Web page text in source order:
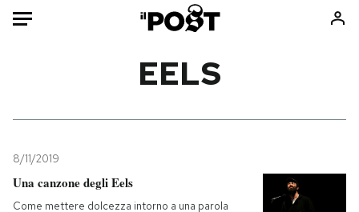
Mondo
Politica
Tecnologia
Storie/Idee
EELS
8/11/2019
Una canzone degli Eels
Come mettere dolcezza intorno a una parola